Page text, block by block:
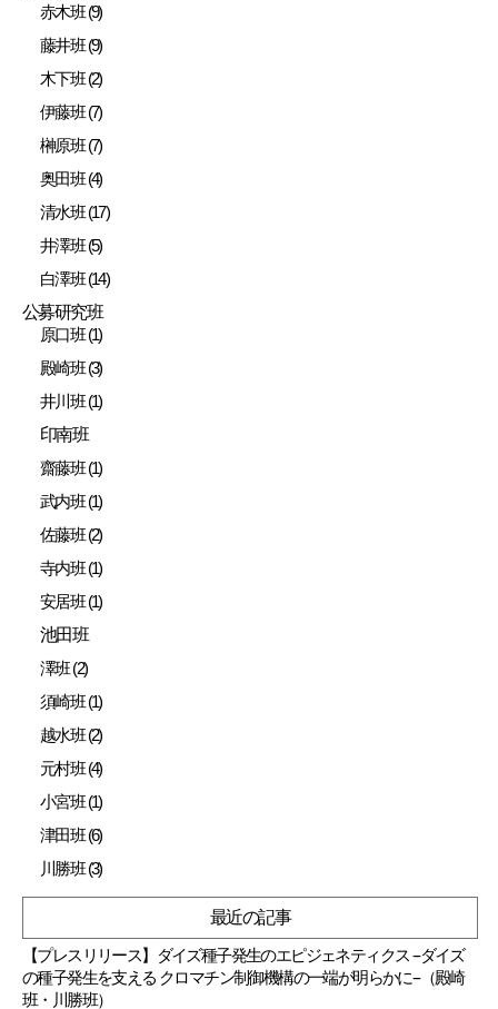
赤木班 (9)
藤井班 (9)
木下班 (2)
伊藤班 (7)
榊原班 (7)
奥田班 (4)
清水班 (17)
井澤班 (5)
白澤班 (14)
公募研究班
原口班 (1)
殿崎班 (3)
井川班 (1)
印南班
齋藤班 (1)
武内班 (1)
佐藤班 (2)
寺内班 (1)
安居班 (1)
池田班
澤班 (2)
須崎班 (1)
越水班 (2)
元村班 (4)
小宮班 (1)
津田班 (6)
川勝班 (3)
最近の記事
【プレスリリース】ダイズ種子発生のエピジェネティクス --ダイズ
の種子発生を支える クロマチン制御機構の一端が明らかに--（殿崎
班・川勝班）